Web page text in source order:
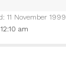
am
11 November 1999